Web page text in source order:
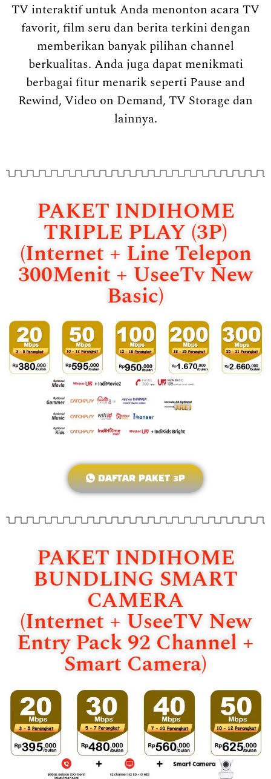
TV interaktif untuk Anda menonton acara TV
favorit, film seru dan berita terkini dengan
memberikan banyak pilihan channel
berkualitas. Anda juga dapat menikmati
berbagai fitur menarik seperti Pause and
Rewind, Video on Demand, TV Storage dan
lainnya.
PAKET INDIHOME
TRIPLE PLAY (3P)
(Internet + Line Telepon
300Menit + UseeTv New
Basic)
DAFTAR PAKET 3P
PAKET INDIHOME
BUNDLING SMART
CAMERA
(Internet + UseeTV New
Entry Pack 92 Channel +
Smart Camera)